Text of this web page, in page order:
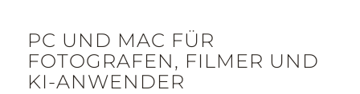
PC UND MAC FÜR
FOTOGRAFEN, FILMER UND
KI-ANWENDER